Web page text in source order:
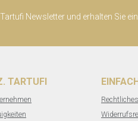
Newsletter und erhalten Sie
TARTUFI
Rechtliches